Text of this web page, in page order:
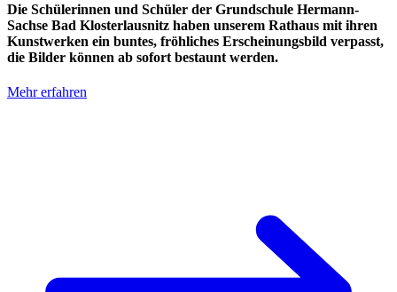
Die Schülerinnen und Schüler der Grundschule Hermann-
Sachse Bad Klosterlausnitz haben unserem Rathaus mit ihren
Kunstwerken ein buntes, fröhliches Erscheinungsbild verpasst,
die Bilder können ab sofort bestaunt werden.
Mehr erfahren